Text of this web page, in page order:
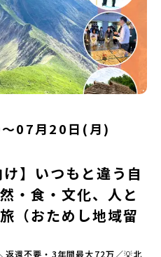
サポート体制について解説しま
明会（☆順次ページを公開しま
体的に知りたい方へ〜 「現地で
えする説明会です。その場所な
えします！🚩現在公開中の個別
定）【5/7(木)】北海道平取町
地域留学の情報▼おためし地域
LINEにて配信中！ぜひご登録く
LINEから気軽にご相談くださ
験できるプログラムです。はじ
スタッフがしっかりとサポート
佐賀県有田町（ありたちょ
、江戸時代から400年以上続く
かま）で粘土を焼いてつくるも
も受け継がれています。世界で
の中から生まれました。長い歴
工夫、そして“つくる人の想
た、文化施設が「日本遺産」や
など日本を代表する伝統工芸の
の棚田百選」に選ばれた「岳の
「水源の森百選」に選ばれた
ど、思わず立ち止まりたくなる
自然が重なり合う、“本物”に出
が豊かな佐賀県有田町で実際に
クをしたり、有田焼づくりに関
ー、地元の高校で学ぶ生徒など
り」や「未来のデザイン」を一
けじゃなくて、 “どうしてこの形
07月20日(月)
】いつもと違う自
・食・文化、人と
（おためし地域留
還不要・3年間最大72万／💡北